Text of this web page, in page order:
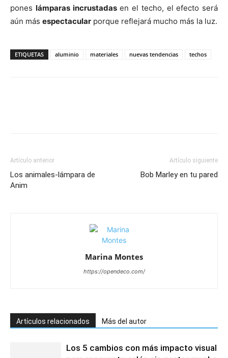
pones lámparas incrustadasen el techo, el efecto será
aún más espectacular porque reflejará mucho más la luz.
ETIQUETAS aluminio materiales nuevas tendencias techos
Artículo anterior
Los animales-lámpara de
Anim
Artículo siguiente
Bob Marley en tu pared
Marina Montes
https://opendeco.com/
Artículos relacionados Más del autor
Los 5 cambios con más impacto visual